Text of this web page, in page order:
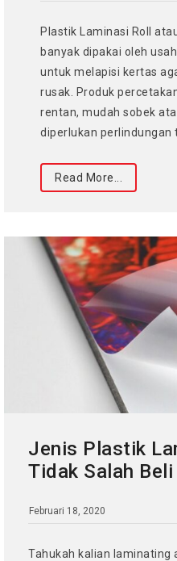
Plastik Laminasi Roll
banyak dipakai oleh
untuk melapisi kertas
rusak. Produk
rentan, mudah sobek
diperlukan perlindungan
Read More...
Jenis Plastik
Tidak Salah Beli
Februari 18, 2020
Tahukah kalian laminating